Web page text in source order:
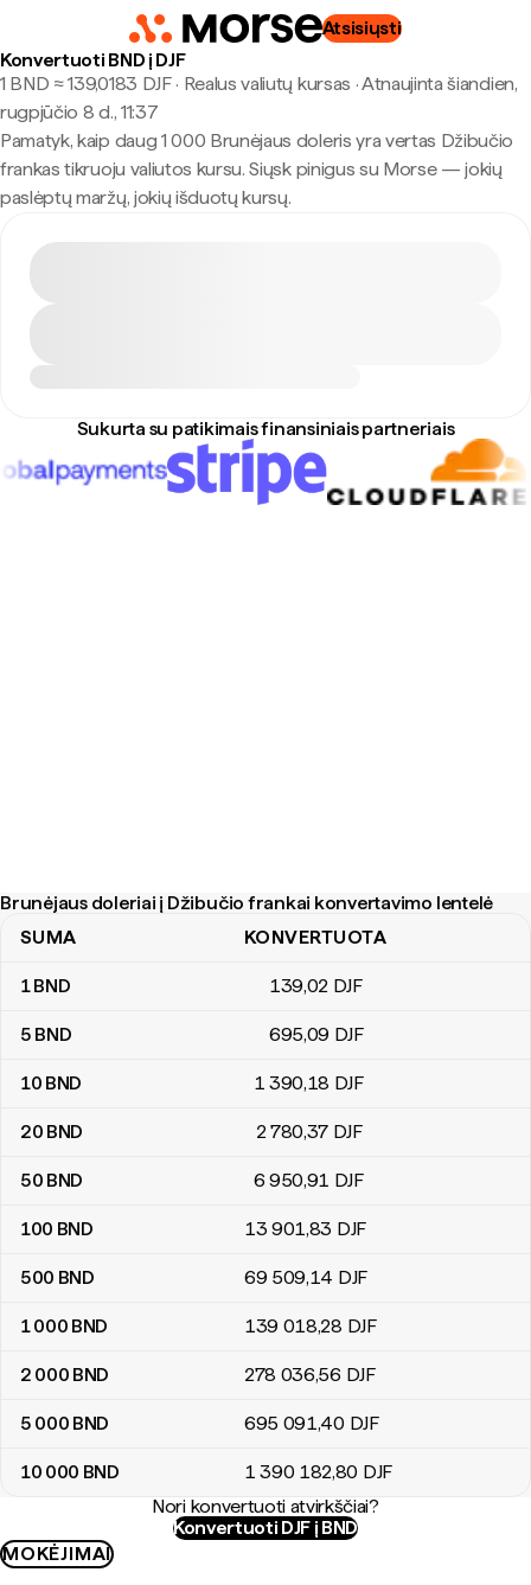
Atsisiųsti
Konvertuoti BND į DJF
1 BND ≈ 139,0183 DJF · Realus valiutų kursas ·Atnaujinta šiandien,
rugpjūčio 8 d., 11:37
Pamatyk, kaip daug 1 000 Brunėjaus doleris yra vertas Džibučio
frankas tikruoju valiutos kursu. Siųsk pinigus su Morse — jokių
paslėptų maržų, jokių išduotų kursų.
Sukurta su patikimais finansiniais partneriais
Brunėjaus doleriai į Džibučio frankai konvertavimo lentelė
Brunėjaus doleriai į Džibučio frankai konvertavimo lentelė
SUMA KONVERTUOTA
1BND 139,02 DJF
5 BND 695,09 DJF
10 BND 1 390,18 DJF
20 BND 2 780,37 DJF
50 BND 6 950,91 DJF
100 BND 13 901,83 DJF
500 BND 69 509,14 DJF
1 000 BND 139 018,28 DJF
2 000 BND 278 036,56 DJF
5 000 BND 695 091,40 DJF
10 000 BND 1 390 182,80 DJF
Nori konvertuoti atvirkščiai?
Konvertuoti DJF į BND
MOKĖJIMAI